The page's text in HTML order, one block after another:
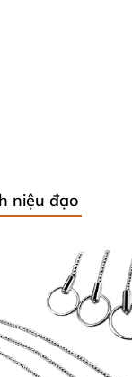
niệu đạo